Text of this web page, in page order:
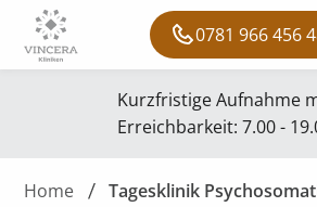
0781 966 456
Kurzfristige Aufnahme
Erreichbarkeit: 7.00 -
Home
Tagesklinik